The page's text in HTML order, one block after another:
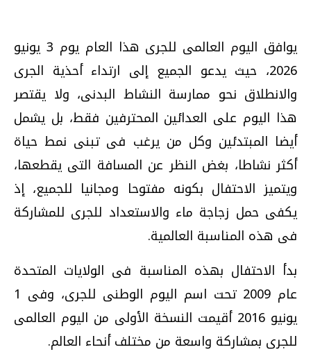
يوافق اليوم العالمى للجرى هذا العام يوم 3 يونيو
2026، حيث يدعو الجميع إلى ارتداء أحذية الجرى
والانطلاق نحو ممارسة النشاط البدنى، ولا يقتصر
هذا اليوم على العدائين المحترفين فقط، بل يشمل
أيضا المبتدئين وكل من يرغب فى تبنى نمط حياة
أكثر نشاطا، بغض النظر عن المسافة التى يقطعها،
ويتميز الاحتفال بكونه مفتوحا ومجانيا للجميع، إذ
يكفى حمل زجاجة ماء والاستعداد للجرى للمشاركة
فى هذه المناسبة العالمية.
بدأ الاحتفال بهذه المناسبة فى الولايات المتحدة
عام 2009 تحت اسم اليوم الوطنى للجرى، وفى 1
يونيو 2016 أقيمت النسخة الأولى من اليوم العالمى
للجرى بمشاركة واسعة من مختلف أنحاء العالم.